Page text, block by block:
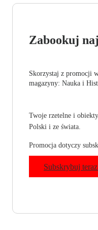
Zabookuj
Skorzystaj z promocji
magazyny: Nauka i
Twoje rzetelne i
Polski i ze świata.
Promocja dotyczy
Subskrybuj